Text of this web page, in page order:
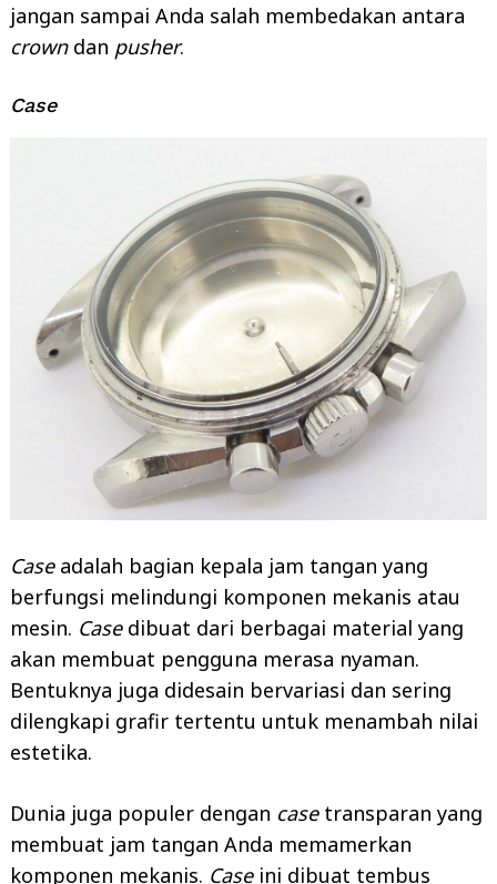
jangan sampai Anda salah membedakan antara
crowndan pusher.
Case
Caseadalah bagian kepala jam tangan yang
berfungsi melindungi komponen mekanis atau
mesin. Casedibuat dari berbagai material yang
akan membuat pengguna merasa nyaman.
Bentuknya juga didesain bervariasi dan sering
dilengkapi grafir tertentu untuk menambah nilai
estetika.
Dunia juga populer dengan casetransparan yang
membuat jam tangan Anda memamerkan
komponen mekanis. Caseini dibuat tembus